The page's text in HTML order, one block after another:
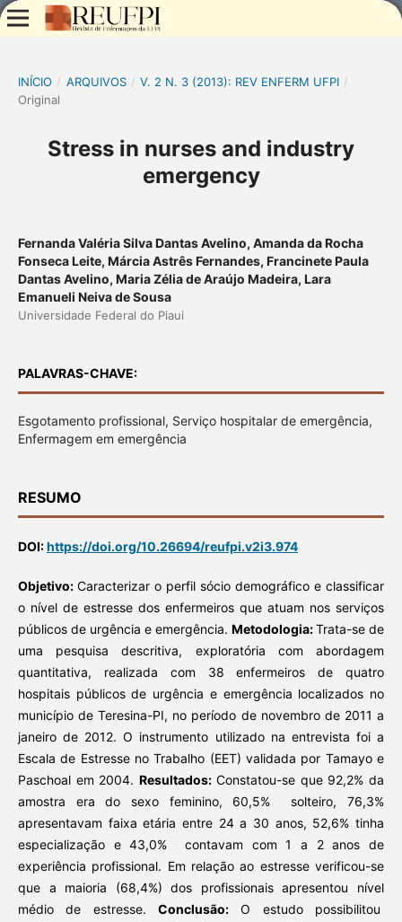
INÍCIO / ARQUIVOS / V. 2 N. 3 (2013): REV ENFERM UFPI /
Original
Stress in nurses and industry
emergency
Fernanda Valéria Silva Dantas Avelino, Amanda da Rocha
Fonseca Leite, Márcia Astrês Fernandes, Francinete Paula
Dantas Avelino, Maria Zélia de Araújo Madeira, Lara
Emanueli Neiva de Sousa
Universidade Federal do Piaui
PALAVRAS-CHAVE:
Esgotamento profissional, Serviço hospitalar de emergência,
Enfermagem em emergência
RESUMO
DOI:https://doi.org/10.26694/reufpi.v2i3.974
Objetivo: Caracterizar o perfil sócio demográfico e classificar
o nível de estresse dos enfermeiros que atuam nos serviços
públicos de urgência e emergência.Metodologia:Trata-se de
uma pesquisa descritiva, exploratória com abordagem
quantitativa, realizada com 38 enfermeiros de quatro
hospitais públicos de urgência e emergência localizados no
município de Teresina-PI, no período de novembro de 2011 a
janeiro de 2012. O instrumento utilizado na entrevista foi a
Escala de Estresse no Trabalho (EET) validada por Tamayo e
Paschoal em 2004.Resultados: Constatou-se que 92,2% da
amostra era do sexo feminino, 60,5% solteiro, 76,3%
apresentavam faixa etária entre 24 a 30 anos, 52,6% tinha
especialização e 43,0% contavam com 1 a 2 anos de
experiência profissional. Em relação ao estresse verificou-se
que a maioria (68,4%) dos profissionais apresentou nível
médio de estresse. Conclusão: O estudo possibilitou